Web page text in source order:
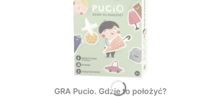
GRA Pucio. Gdzie to położyć?